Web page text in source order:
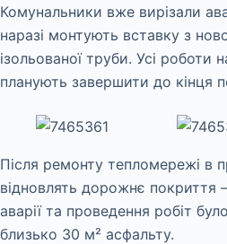
Комунальники вже вирізали
наразі монтують вставку з
ізольованої труби. Усі роботи
планують завершити до кінця
Після ремонту тепломережі в
відновлять дорожнє покриття
аварії та проведення робіт
близько 30 м² асфальту.